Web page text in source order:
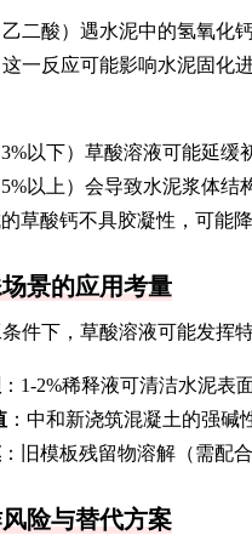
二酸）遇水泥中的氢氧化
一反应可能影响水泥固化
以下）草酸溶液可能延缓
以上）会导致水泥浆体结
草酸钙不具胶凝性，可能
景的应用考量
件下，草酸溶液可能发挥
：1-2%稀释液可清洁水泥表
：中和新浇筑混凝土的强碱
：旧模板残留物溶解（需配
险与替代方案